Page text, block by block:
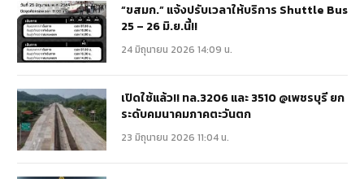
“ขสมก.” แจ้งปรับเวลาให้บริการ Shuttle Bus
25 – 26 มิ.ย.นี้!!
24 มิถุนายน 2026 14:09 น.
เปิดใช้แล้ว!! ทล.3206 และ 3510 @เพชรบุรี ยก
ระดับคมนาคมภาคตะวันตก
23 มิถุนายน 2026 11:04 น.